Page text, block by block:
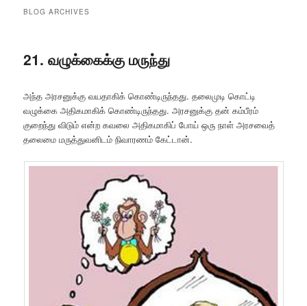
BLOG ARCHIVES
21. வழுக்கைக்கு மருந்து
அந்த அரசனுக்கு வயதாகிக் கொண்டிருந்தது. தலைமுடி கொட்டி
வழுக்கை அதிகமாகிக் கொண்டிருந்தது. அரசனுக்கு தன் கம்பீரம்
குறைந்து விடும் என்ற கவலை அதிகமாகிப் போய் ஒரு நாள் அரசவைத்
தலைமை மருத்துவனிடம் நிவாரணம் கேட்டான்.